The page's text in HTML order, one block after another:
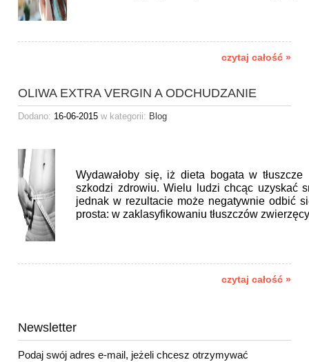
czytaj całość »
OLIWA EXTRA VERGIN A ODCHUDZANIE
Dodano: 16-06-2015 w kategorii: Blog
Wydawałoby się, iż dieta bogata w
szkodzi zdrowiu. Wielu ludzi chcąc uzyskać
jednak w rezultacie może negatywnie odbić
prosta: w zaklasyfikowaniu tłuszczów
czytaj całość »
Newsletter
Podaj swój adres e-mail, jeżeli chcesz otrzymywać